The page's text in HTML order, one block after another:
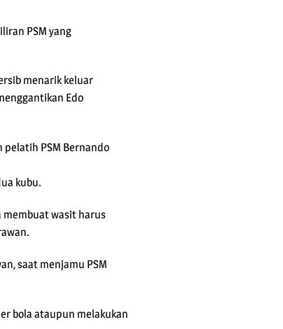
PSM yang
menarik keluar
Edo
PSM Bernando
kubu.
membuat wasit harus
saat menjamu PSM
bola ataupun melakukan